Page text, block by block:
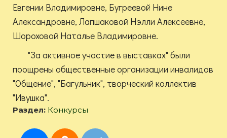
Евгении Владимировне, Бугреевой Нине
Александровне, Лапшаковой Нэлли Алексеевне,
Шороховой Наталье Владимировне.
"За активное участие в выставках" были
поощрены общественные организации инвалидов
"Общение", "Багульник", творческий коллектив
"Ивушка".
Раздел: Конкурсы